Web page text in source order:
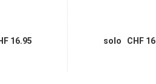
16.95 solo CHF